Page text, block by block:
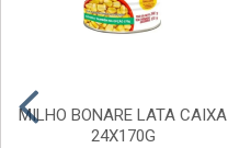
MILHO BONARE LATA CAIXA
24X170G